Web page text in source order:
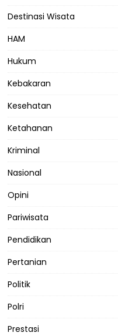
Destinasi Wisata
HAM
Hukum
Kebakaran
Kesehatan
Ketahanan
Kriminal
Nasional
Opini
Pariwisata
Pendidikan
Pertanian
Politik
Polri
Prestasi